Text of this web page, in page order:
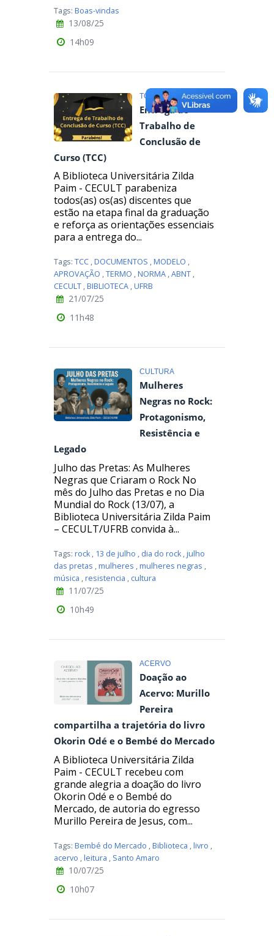
Tags: Boas-vindas
13/08/25
14h09
TCC
Entrega do
Trabalho de
Conclusão de
Curso (TCC)
A Biblioteca Universitária Zilda
Paim - CECULT parabeniza
todos(as) os(as) discentes que
estão na etapa final da graduação
e reforça as orientações essenciais
para a entrega do...
Tags: TCC ,DOCUMENTOS ,MODELO ,
APROVAÇÃO ,TERMO ,NORMA ,ABNT ,
CECULT ,BIBLIOTECA ,UFRB
21/07/25
11h48
CULTURA
Mulheres
Negras no Rock:
Protagonismo,
Resistência e
Legado
Julho das Pretas: As Mulheres
Negras que Criaram o Rock No
mês do Julho das Pretas e no Dia
Mundial do Rock (13/07), a
Biblioteca Universitária Zilda Paim
– CECULT/UFRB convida à...
Tags: rock , 13 de julho , dia do rock ,julho
das pretas ,mulheres ,mulheres negras ,
música ,resistencia , cultura
11/07/25
10h49
ACERVO
Doação ao
Acervo: Murillo
Pereira
compartilha a trajetória do livro
Okorin Odé e o Bembé do Mercado
A Biblioteca Universitária Zilda
Paim - CECULT recebeu com
grande alegria a doação do livro
Okorin Odé e o Bembé do
Mercado, de autoria do egresso
Murillo Pereira de Jesus, com...
Tags: Bembé do Mercado ,Biblioteca ,livro ,
acervo ,leitura , Santo Amaro
10/07/25
10h07